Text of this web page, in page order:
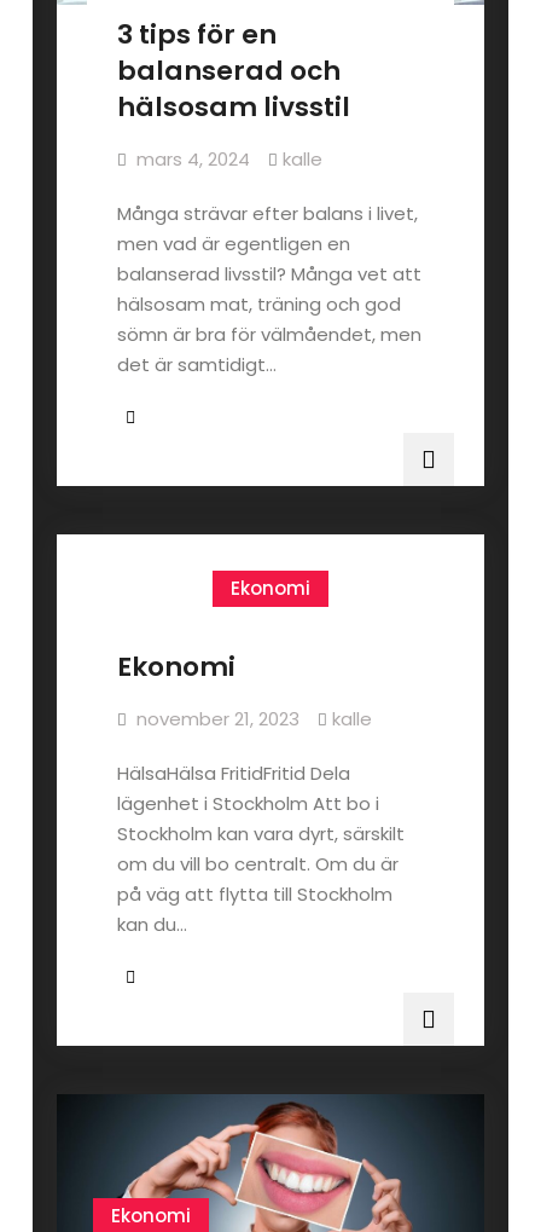
3 tips för en
balanserad och
hälsosam livsstil
mars 4, 2024 kalle
Många strävar efter balans i livet,
men vad är egentligen en
balanserad livsstil? Många vet att
hälsosam mat, träning och god
sömn är bra för välmåendet, men
det är samtidigt…
Ekonomi
Ekonomi
november 21, 2023 kalle
HälsaHälsa FritidFritid Dela
lägenhet i Stockholm Att bo i
Stockholm kan vara dyrt, särskilt
om du vill bo centralt. Om du är
på väg att flytta till Stockholm
kan du…
Ekonomi